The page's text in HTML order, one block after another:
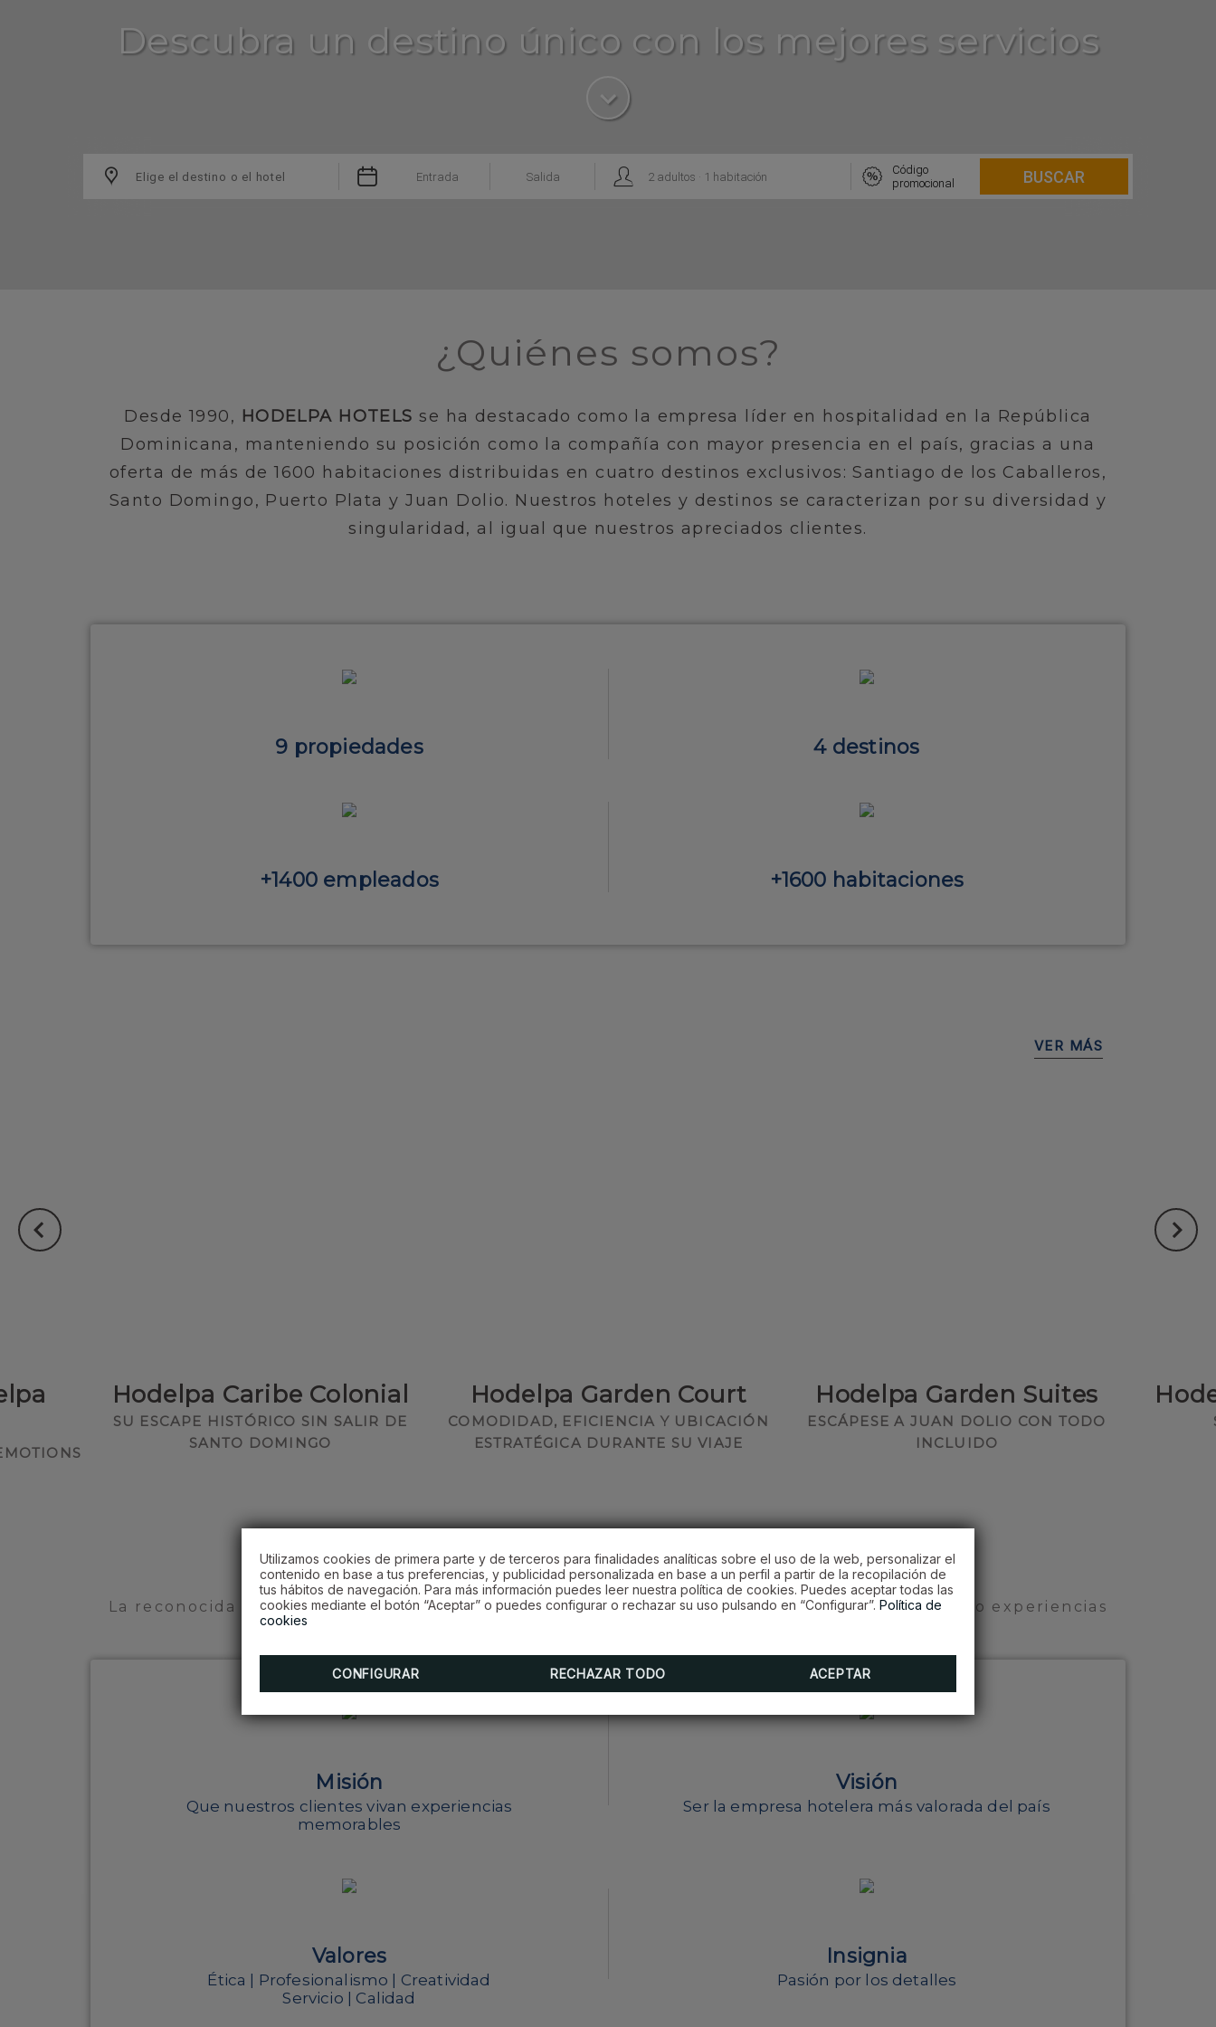
Utilizamos cookies de primera parte y de terceros para finalidades analíticas sobre el uso de la web, personalizar el
contenido en base a tus preferencias, y publicidad personalizada en base a un perfil a partir de la recopilación de
tus hábitos de navegación. Para más información puedes leer nuestra política de cookies. Puedes aceptar todas las
cookies mediante el botón “Aceptar” o puedes configurar o rechazar su uso pulsando en “Configurar”. Política de
cookies
CONFIGURAR RECHAZAR TODO ACEPTAR
Descubra un destino único con los mejores servicios
  Entrada Salida  2 adultos 1 habitación 
Código
promocional
BUSCAR
¿Quiénes somos?
Desde 1990, HODELPA HOTELS se ha destacado como la empresa líder en hospitalidad en la República
Dominicana, manteniendo su posición como la compañía con mayor presencia en el país, gracias a una
oferta de más de 1600 habitaciones distribuidas en cuatro destinos exclusivos: Santiago de los Caballeros,
Santo Domingo, Puerto Plata y Juan Dolio. Nuestros hoteles y destinos se caracterizan por su diversidad y
singularidad, al igual que nuestros apreciados clientes.
9 propiedades 4 destinos
+1400 empleados +1600 habitaciones
Hodelpa Caribe Colonial
SU ESCAPE HISTÓRICO SIN SALIR DE
SANTO DOMINGO
Hodelpa Garden Court
COMODIDAD, EFICIENCIA Y UBICACIÓN
ESTRATÉGICA DURANTE SU VIAJE
Hodelpa Garden Suites
ESCÁPESE A JUAN DOLIO CON TODO
INCLUIDO
¿Qué nos diferencia?
La reconocida "personalidad Hodelpa" se distingue por atender con un trato cercano, creando experiencias
Misión
Que nuestros clientes vivan experiencias
memorables
Visión
Ser la empresa hotelera más valorada del país
Valores
Ética | Profesionalismo | Creatividad
Servicio | Calidad
Insignia
Pasión por los detalles